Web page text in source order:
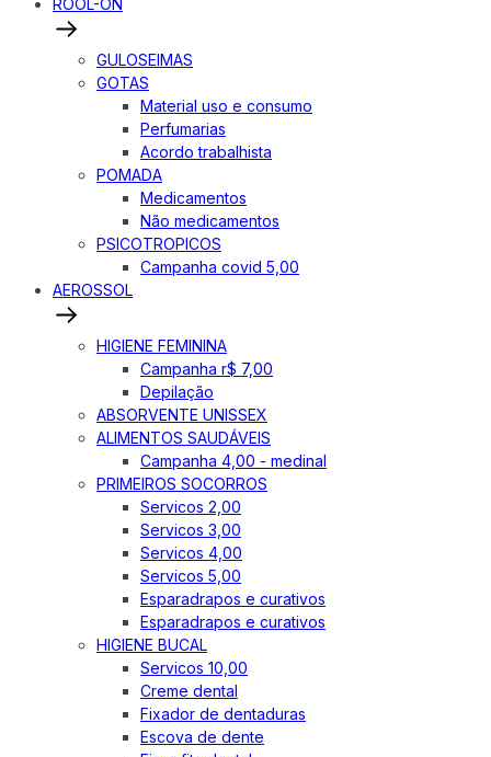
ROOL-ON
GULOSEIMAS
GOTAS
Material uso e consumo
Perfumarias
Acordo trabalhista
POMADA
Medicamentos
Não medicamentos
PSICOTROPICOS
Campanha covid 5,00
AEROSSOL
HIGIENE FEMININA
Campanha r$ 7,00
Depilação
ABSORVENTE UNISSEX
ALIMENTOS SAUDÁVEIS
Campanha 4,00 - medinal
PRIMEIROS SOCORROS
Servicos 2,00
Servicos 3,00
Servicos 4,00
Servicos 5,00
Esparadrapos e curativos
Esparadrapos e curativos
HIGIENE BUCAL
Servicos 10,00
Creme dental
Fixador de dentaduras
Escova de dente